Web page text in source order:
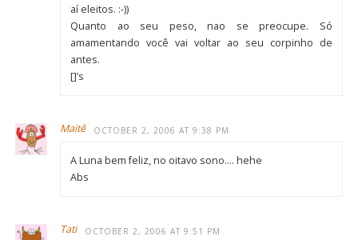
aí eleitos. :-))
Quanto ao seu peso, nao se preocupe. Só
amamentando você vai voltar ao seu corpinho de
antes.
[]’s
Maitê OCTOBER 2, 2006 AT 9:38 PM
A Luna bem feliz, no oitavo sono…. hehe
Abs
Tati OCTOBER 2, 2006 AT 9:51 PM